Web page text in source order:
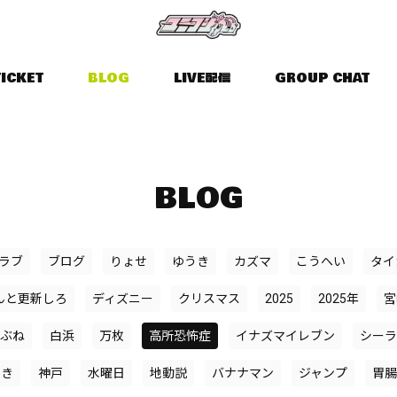
BLOG LIVE配信 GROUP CHAT
BLOG
ブ ブログ りょせ ゆうき カズマ こうへい タ
と更新しろ ディズニー クリスマス 2025 2025年
ね 白浜 万枚 高所恐怖症 イナズマイレブン シー
神戸 水曜日 地動説 バナナマン ジャンプ 胃